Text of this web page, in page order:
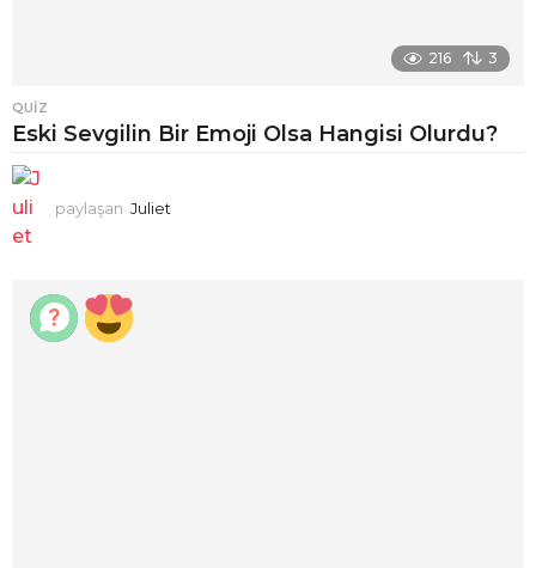
216 3
QUIZ
Eski Sevgilin Bir Emoji Olsa Hangisi Olurdu?
paylaşan Juliet